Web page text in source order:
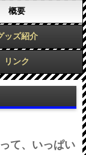
概要
ッズ紹介
リンク
、いっぱい